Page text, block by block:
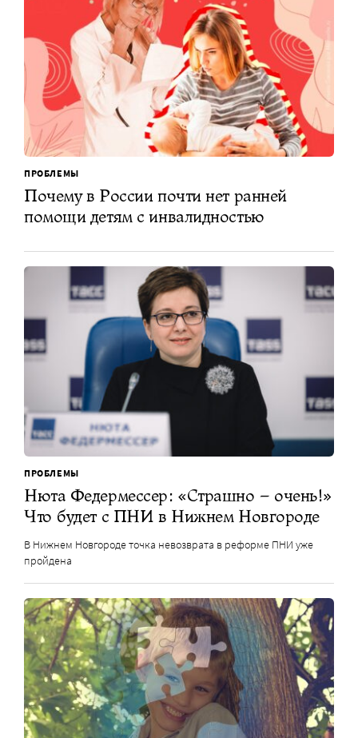
ПРОБЛЕМЫ
Почему в России почти нет ранней
помощи детям с инвалидностью
ПРОБЛЕМЫ
Нюта Федермессер: «Страшно – очень!»
Что будет с ПНИ в Нижнем Новгороде
В Нижнем Новгороде точка невозврата в реформе ПНИ уже
пройдена